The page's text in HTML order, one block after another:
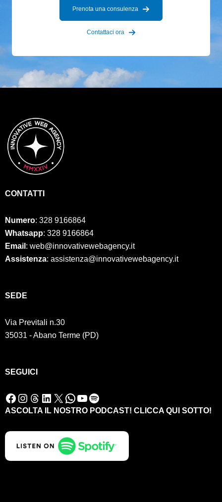
Prenota una consulenza
Contattaci ora
CONTATTI
Numero: 328 9166864
Whatsapp: 328 9166864
Email : web@innovativewebagency.it
Assistenza: assistenza@innovativewebagency.it
SED E
Via Previtali n.30
35031 - Abano Terme (PD)
SEGUICI
Facebook Instagram Threads LinkedIn X WhatsApp YouTube Spotify
ASCOLTA IL NOSTRO PODCAST! CLICCA QUI SOTTO!